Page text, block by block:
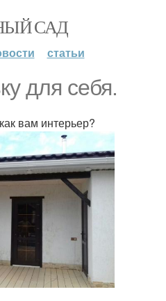
САД
статьи
для себя.
вам интерьер?